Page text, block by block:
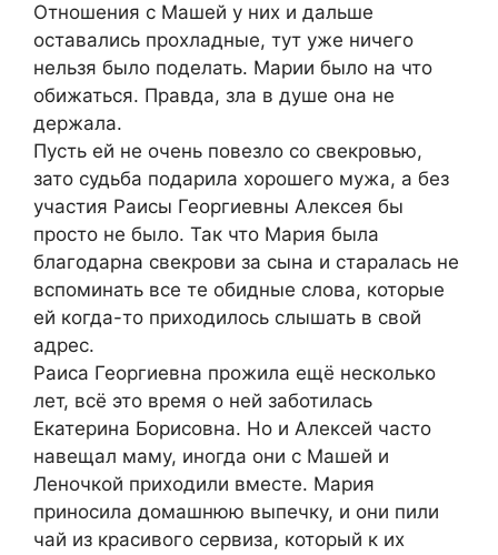
Отношения с Машей у них и дальше
оставались прохладные, тут уже ничего
нельзя было поделать. Марии было на что
обижаться. Правда, зла в душе она не
держала.
Пусть ей не очень повезло со свекровью,
зато судьба подарила хорошего мужа, а без
участия Раисы Георгиевны Алексея бы
просто не было. Так что Мария была
благодарна свекрови за сына и старалась не
вспоминать все те обидные слова, которые
ей когда-то приходилось слышать в свой
адрес.
Раиса Георгиевна прожила ещё несколько
лет, всё это время о ней заботилась
Екатерина Борисовна. Но и Алексей часто
навещал маму, иногда они с Машей и
Леночкой приходили вместе. Мария
приносила домашнюю выпечку, и они пили
чай из красивого сервиза, который к их